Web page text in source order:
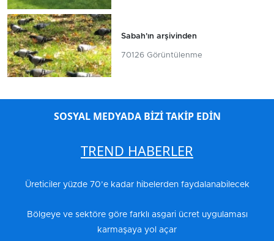
Sabah'ın arşivinden
70126 Görüntülenme
SOSYAL MEDYADA BİZİ TAKİP EDİN
TREND HABERLER
Üreticiler yüzde 70’e kadar hibelerden faydalanabilecek
Bölgeye ve sektöre göre farklı asgari ücret uygulaması
karmaşaya yol açar